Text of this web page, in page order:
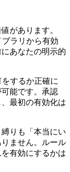
があります。
ラリから有効
あなたの明示的
するか正確に
能です。承認
最初の有効化は
りも「本当にい
ません。ルール
有効にするかは